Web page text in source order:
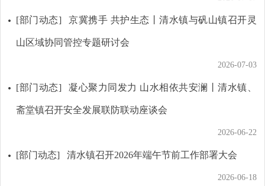
[部门动态] 京冀携手 共护生态丨清水镇与矾山镇召开灵
山区域协同管控专题研讨会
2026-07-03
[部门动态] 凝心聚力同发力 山水相依共安澜丨清水镇、
斋堂镇召开安全发展联防联动座谈会
2026-06-22
[部门动态] 清水镇召开2026年端午节前工作部署大会
2026-06-18